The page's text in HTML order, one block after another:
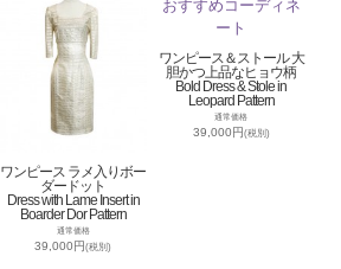
ワンピース ラメ入りボー
ダードット
Dress with Lame Insert in
Boarder Dor Pattern
通常価格
39,000円(税別)
ワンピース＆ストール 大
胆かつ上品なヒョウ柄
Bold Dress & Stole in
Leopard Pattern
通常価格
39,000円(税別)